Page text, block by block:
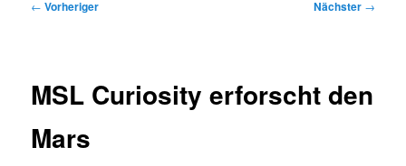
Beitragsnavigation
← Vorheriger Nächster →
MSL Curiosity erforscht den
Mars